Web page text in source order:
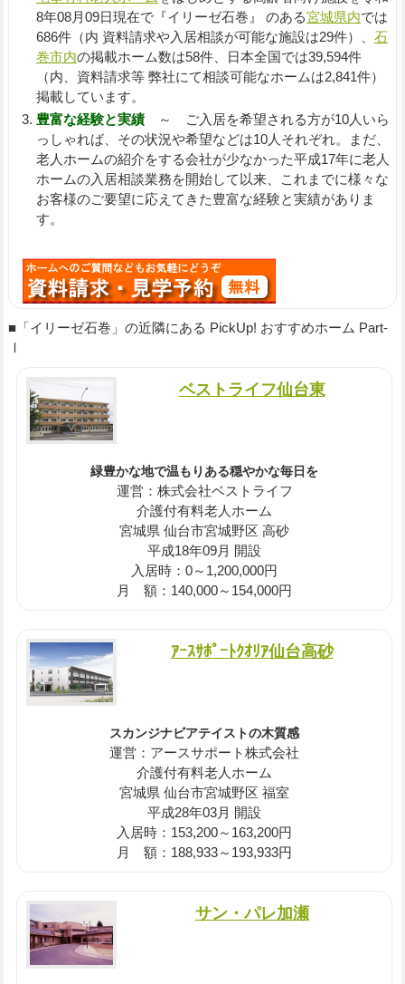
8年08月09日現在で『イリーゼ石巻』 のある宮城県内では
686件（内 資料請求や入居相談が可能な施設は29件）、 石
巻市内の掲載ホーム数は58件、日本全国では39,594件
（内、資料請求等 弊社にて相談可能なホームは2,841件）
掲載しています。
豊富な経験と実績～ ご入居を希望される方が10人いら
っしゃれば、その状況や希望などは10人それぞれ。まだ、
老人ホームの紹介をする会社が少なかった平成17年に老人
ホームの入居相談業務を開始して以来、これまでに様々な
お客様のご要望に応えてきた豊富な経験と実績がありま
す。
■「イリーゼ石巻」の近隣にある PickUp! おすすめホーム Part-
Ⅰ
ベストライフ仙台東
緑豊かな地で温もりある穏やかな毎日を
運営：株式会社ベストライフ
介護付有料老人ホーム
宮城県 仙台市宮城野区 高砂
平成18年09月 開設
入居時：0～1,200,000円
月 額：140,000～154,000円
ｱｰｽｻﾎﾟｰﾄｸｵﾘｱ仙台高砂
スカンジナビアテイストの木質感
運営：アースサポート株式会社
介護付有料老人ホーム
宮城県 仙台市宮城野区 福室
平成28年03月 開設
入居時：153,200～163,200円
月 額：188,933～193,933円
サン・パレ加瀬